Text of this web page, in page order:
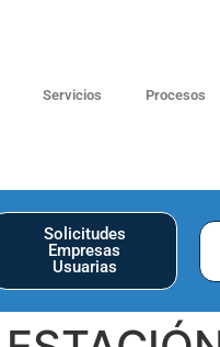
Servicios Procesos
Solicitudes
Empresas
Usuarias